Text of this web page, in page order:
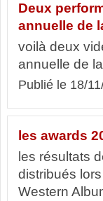
Deux
annuelle de
voilà deux
annuelle de
Publié le 18/
les awards
les résultats
distribués
Western